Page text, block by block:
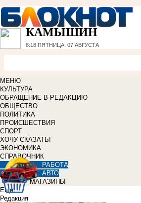
КАМЫШИН
8:18 ПЯТНИЦА, 07 АВГУСТА
МЕНЮ
КУЛЬТУРА
ОБРАЩЕНИЕ В РЕДАКЦИЮ
ОБЩЕСТВО
ПОЛИТИКА
ПРОИСШЕСТВИЯ
СПОРТ
ХОЧУ СКАЗАТЬ!
ЭКОНОМИКА
СПРАВОЧНИК
РАБОТА
АВТО
МАГАЗИНЫ
Еще
Редакция